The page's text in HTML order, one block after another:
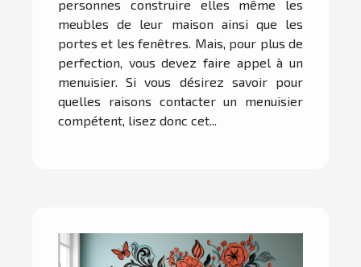
personnes construire elles même les
meubles de leur maison ainsi que les
portes et les fenêtres. Mais, pour plus de
perfection, vous devez faire appel à un
menuisier. Si vous désirez savoir pour
quelles raisons contacter un menuisier
compétent, lisez donc cet...